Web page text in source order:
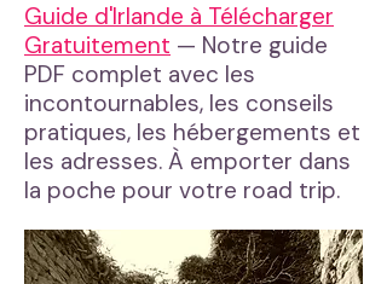
Guide d'Irlande à Télécharger
Gratuitement — Notre guide
PDF complet avec les
incontournables, les conseils
pratiques, les hébergements et
les adresses. À emporter dans
la poche pour votre road trip.